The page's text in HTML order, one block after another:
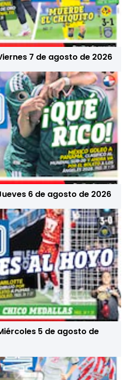
7 de agosto de 2026
6 de agosto de 2026
5 de agosto de